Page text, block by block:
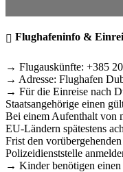
Flughafeninfo &
→ Flugauskünfte: +385
→ Adresse: Flughafen
→ Für die Einreise nach
Staatsangehörige einen
Bei einem Aufenthalt von
EU-Ländern spätestens
Frist den
Polizeidienststelle
→ Kinder benötigen einen